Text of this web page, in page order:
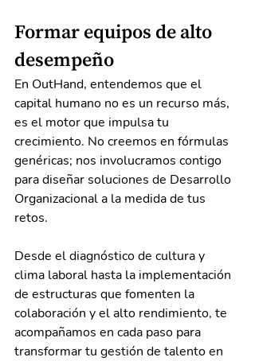
Formar equipos de alto
desempeño
En OutHand, entendemos que el
capital humano no es un recurso más,
es el motor que impulsa tu
crecimiento. No creemos en fórmulas
genéricas; nos involucramos contigo
para diseñar soluciones de Desarrollo
Organizacional a la medida de tus
retos.
Desde el diagnóstico de cultura y
clima laboral hasta la implementación
de estructuras que fomenten la
colaboración y el alto rendimiento, te
acompañamos en cada paso para
transformar tu gestión de talento en